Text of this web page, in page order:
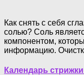
Как снять с себя
солью? Соль
компонентом,
информацию.
Календарь